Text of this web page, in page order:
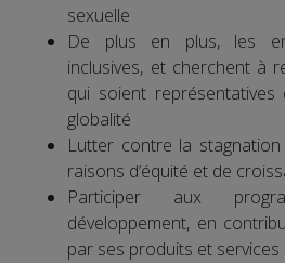
sexuelle
De plus en plus, les
inclusives, et cherchent à
qui soient
globalité
Lutter contre la
raisons d’équité et de
Participer aux
développement, en
par ses produits et services